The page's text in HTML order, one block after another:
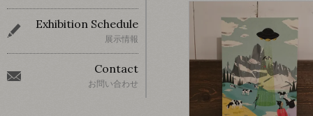
Exhibition Schedule
展示情報
Contact
お問い合わせ